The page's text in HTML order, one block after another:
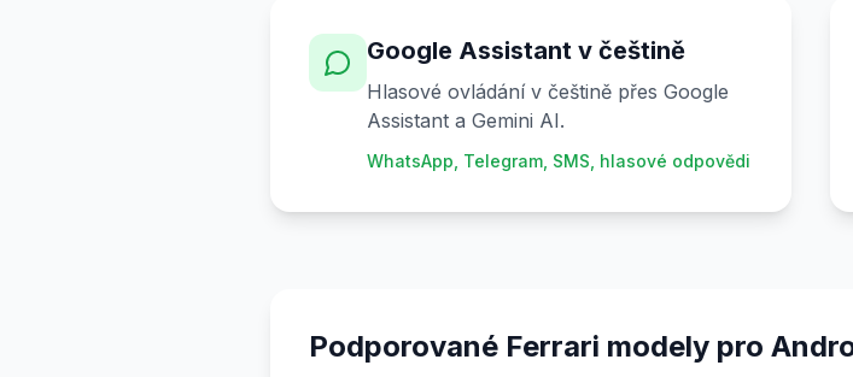
Google Assistant v češtině
Hlasové ovládání v češtině přes Google
Assistant a Gemini AI.
WhatsApp, Telegram, SMS, hlasové odpovědi
Podporované Ferrari modely pro